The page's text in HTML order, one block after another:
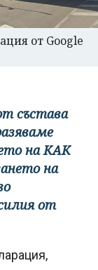
от Google
състава
на КАК
на
от